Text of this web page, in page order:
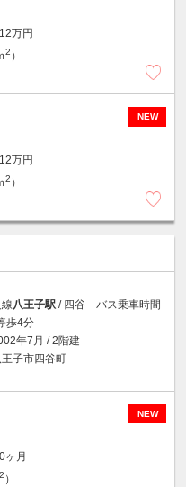
12万円
2 ）
NEW
12万円
2 ）
八王子駅 / 四谷 バス乗車時間
4分
年7月 / 2階建
子市四谷町
NEW
0ヶ月
2 ）